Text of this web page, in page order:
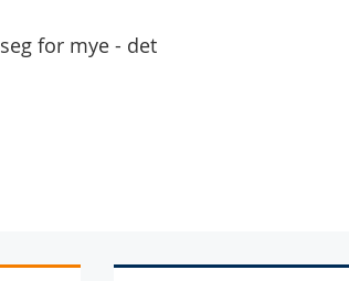
for mye - det